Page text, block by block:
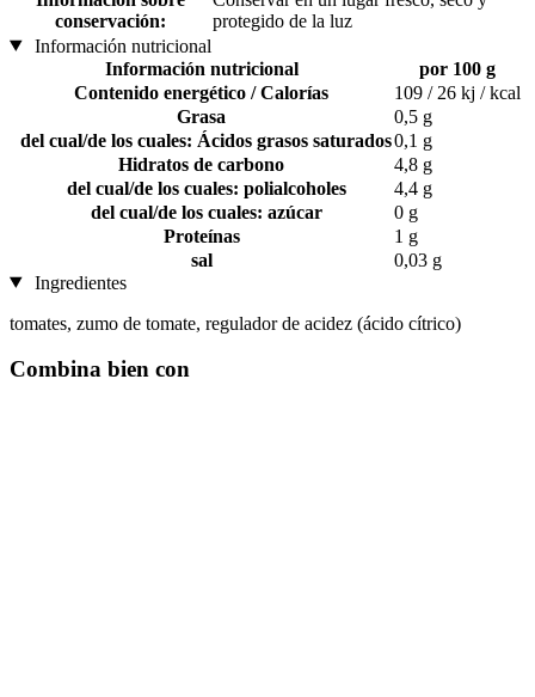
conservación:
protegido de la luz
Información nutricional
Información nutricional
por 100 g
Contenido energético / Calorías
109 / 26 kj / kcal
Grasa
0,5 g
del cual/de los cuales: Ácidos grasos saturados0,1 g
Hidratos de carbono
4,8 g
del cual/de los cuales: polialcoholes
4,4 g
del cual/de los cuales: azúcar
0 g
Proteínas
1 g
sal
0,03 g
Ingredientes
tomates, zumo de tomate, regulador de acidez (ácido cítrico)
Combina bien con